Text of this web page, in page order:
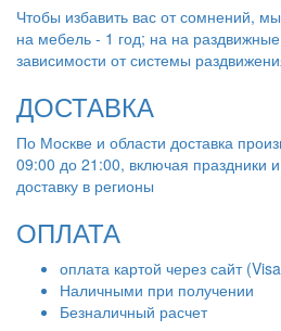
Чтобы избавить вас от сомнений,
на мебель - 1 год; на на
зависимости от системы
ДОСТАВКА
По Москве и области доставка
09:00 до 21:00, включая праздники
доставку в регионы
ОПЛАТА
оплата картой через сайт
Наличными при получении
Безналичный расчет